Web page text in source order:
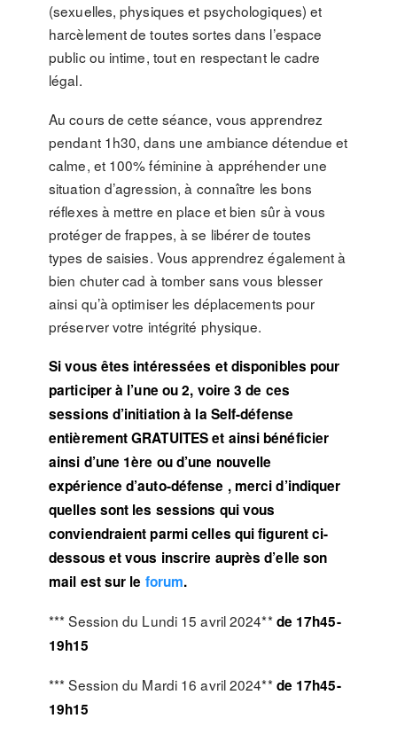
(sexuelles, physiques et psychologiques) et
harcèlement de toutes sortes dans l’espace
public ou intime, tout en respectant le cadre
légal.
Au cours de cette séance, vous apprendrez
pendant 1h30, dans une ambiance détendue et
calme, et 100% féminine à appréhender une
situation d’agression, à connaître les bons
réflexes à mettre en place et bien sûr à vous
protéger de frappes, à se libérer de toutes
types de saisies. Vous apprendrez également à
bien chuter cad à tomber sans vous blesser
ainsi qu’à optimiser les déplacements pour
préserver votre intégrité physique.
Si vous êtes intéressées et disponibles pour
participer à l’une ou 2, voire 3 de ces
sessions d’initiation à la Self-défense
entièrement GRATUITES et ainsi bénéficier
ainsi d’une 1ère ou d’une nouvelle
expérience d’auto-défense , merci d’indiquer
quelles sont les sessions qui vous
conviendraient parmi celles qui figurent ci-
dessous et vous inscrire auprès d’elle son
mail est sur le forum.
*** Session du Lundi 15 avril 2024** de 17h45-
19h15
*** Session du Mardi 16 avril 2024** de 17h45-
19h15